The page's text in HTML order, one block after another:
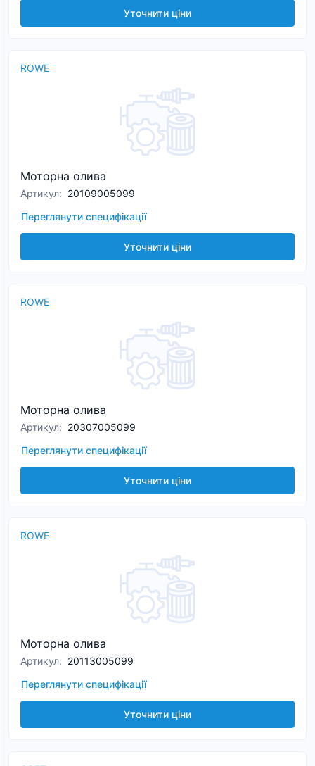
Уточнити ціни
ROWE
Моторна олива
Артикул: 20109005099
Переглянути специфікації
Уточнити ціни
ROWE
Моторна олива
Артикул: 20307005099
Переглянути специфікації
Уточнити ціни
ROWE
Моторна олива
Артикул: 20113005099
Переглянути специфікації
Уточнити ціни